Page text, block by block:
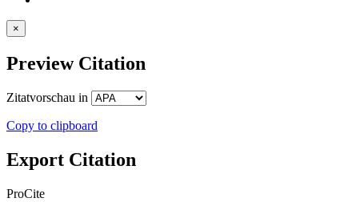
×
Preview Citation
Zitatvorschau in
Copy to clipboard
Export Citation
ProCite